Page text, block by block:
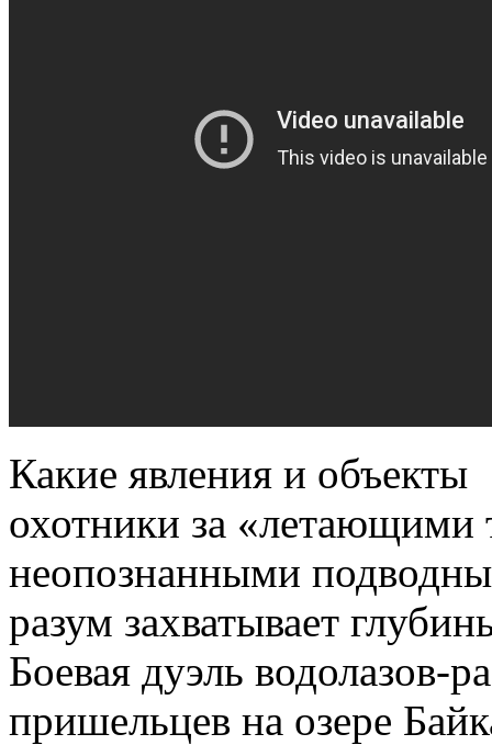
Какие явления и объекты
охотники за
неопознанными
разум захватывает
Боевая дуэль водолазов-
пришельцев на озере